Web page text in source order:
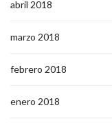
abril 2018
marzo 2018
febrero 2018
enero 2018